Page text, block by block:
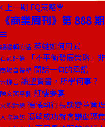
上一期 EQ策略學
《商業周刊》第 888 期
總編輯的話 英雄如何用武
石頭評論 「不平衡發展策略
商場自慢塾 閒話一句的承諾
去梯言 讀聖賢書，所學何事？
陳文茜專欄 紅樓夢宴
火線話題 德儀執行長談變革管理
人物專訪 渴望成功就會謙虛聚